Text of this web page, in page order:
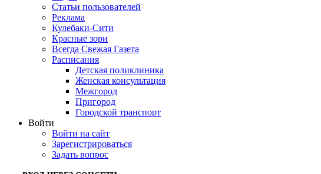
Статьи пользователей
Реклама
Кулебаки-Сити
Красные зори
Всегда Свежая Газета
Расписания
Детская поликлиника
Женская консультация
Межгород
Пригород
Городской транспорт
Войти
Войти на сайт
Зарегистрироваться
Задать вопрос